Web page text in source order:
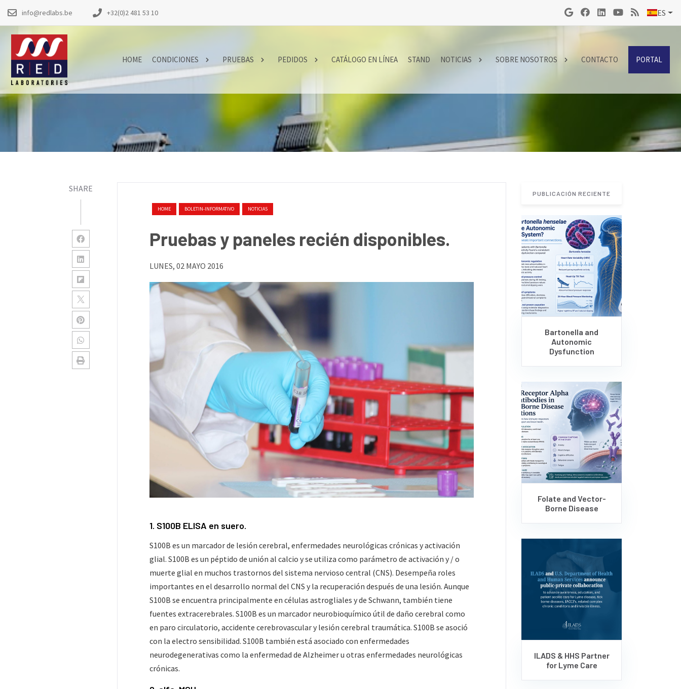
info@redlabs.be +32(0)2 481 53 10 ES
HOME CONDICIONES PRUEBAS PEDIDOS CATÁLOGO EN LÍNEA STAND NOTICIAS SOBRE NOSOTROS CONTACTO PORTAL
SHARE
HOME BOLETIN-INFORMATIVO NOTICIAS
Pruebas y paneles recién disponibles.
LUNES, 02 MAYO 2016
1. S100B ELISA en suero.
S100B es un marcador de lesión cerebral, enfermedades neurológicas crónicas y activación
glial. S100B es un péptido de unión al calcio y se utiliza como parámetro de activación y / o
muerte glial en muchos trastornos del sistema nervioso central (CNS). Desempeña roles
importantes en el desarrollo normal del CNS y la recuperación después de una lesión. Aunque
S100B se encuentra principalmente en células astrogliales y de Schwann, también tiene
fuentes extracerebrales. S100B es un marcador neurobioquímico útil de daño cerebral como
en paro circulatorio, accidente cerebrovascular y lesión cerebral traumática. S100B se asoció
con la electro sensibilidad. S100B también está asociado con enfermedades
neurodegenerativas como la enfermedad de Alzheimer u otras enfermedades neurológicas
crónicas.
PUBLICACIÓN RECIENTE
Bartonella and
Autonomic
Dysfunction
Folate and Vector-
Borne Disease
ILADS & HHS Partner
for Lyme Care